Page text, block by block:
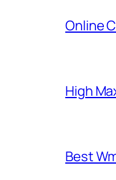
Online
High
Best